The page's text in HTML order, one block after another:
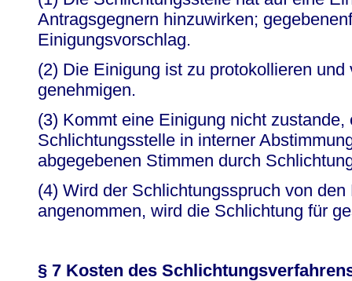
Antragsgegnern hinzuwirken;
Einigungsvorschlag.
(2) Die Einigung ist zu protokollieren
genehmigen.
(3) Kommt eine Einigung nicht zustande,
Schlichtungsstelle in interner
abgegebenen Stimmen durch
(4) Wird der Schlichtungsspruch von
angenommen, wird die Schlichtung für
§ 7 Kosten des